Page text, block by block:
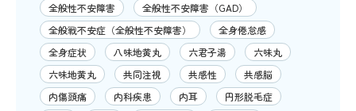
全般性不安障害
全般性不安障害（GAD）
全般戦不安症（全般性不安障害）
全身倦怠感
全身症状
八味地黄丸 六君子湯
六味丸
六味地黄丸
共同注視 共感性
共感脳
内傷頭痛
内科疾患 内耳
円形脱毛症